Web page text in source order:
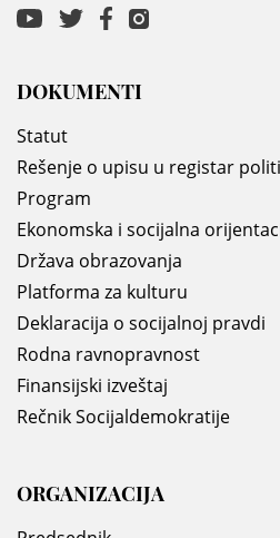
DOKUMENTI
Statut
Rešenje o upisu u registar
Program
Ekonomska i socijalna
Država obrazovanja
Platforma za kulturu
Deklaracija o socijalnoj pravdi
Rodna ravnopravnost
Finansijski izveštaj
Rečnik Socijaldemokratije
ORGANIZACIJA